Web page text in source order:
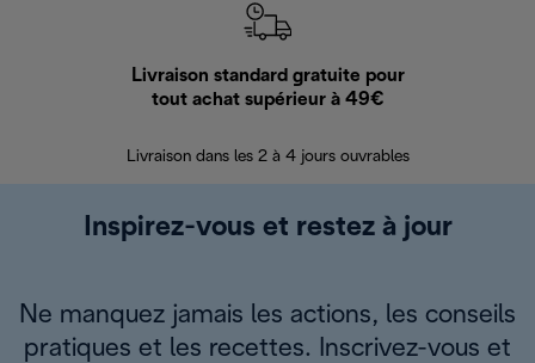
Livraison standard gratuite pour
tout achat supérieur à 49€
Livraison dans les 2 à 4 jours ouvrables
Inspirez-vous et restez à jour
Ne manquez jamais les actions, les conseils
pratiques et les recettes. Inscrivez-vous et